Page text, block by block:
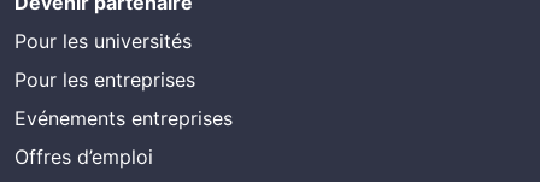
Pour les universités
Pour les entreprises
Evénements entreprises
Offres d’emploi